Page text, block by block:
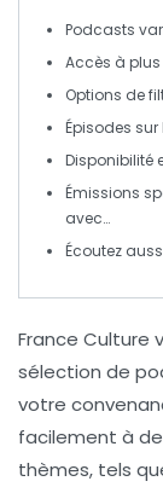
Podcasts
Accès à
Options de
Épisodes sur
Disponibilité
Émissions
avec…
Écoutez
France Culture
sélection de
votre
facilement à
thèmes, tels